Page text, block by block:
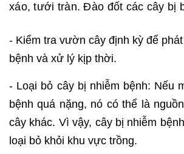
xáo, tưới tràn. Đào đốt các cây bị
- Kiểm tra vườn cây định kỳ để
bệnh và xử lý kịp thời.
- Loại bỏ cây bị nhiễm bệnh: Nếu
bệnh quá nặng, nó có thể là
cây khác. Vì vậy, cây bị nhiễm
loại bỏ khỏi khu vực trồng.